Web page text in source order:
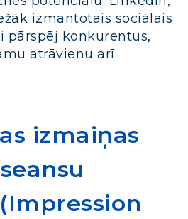
izmantotais sociālais
pārspēj konkurentus,
atrāvienu arī
izmaiņas